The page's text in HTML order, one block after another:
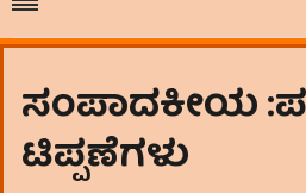
ಸಂಪಾದಕೀಯ
ಟಿಪ್ಪಣೆಗಳು